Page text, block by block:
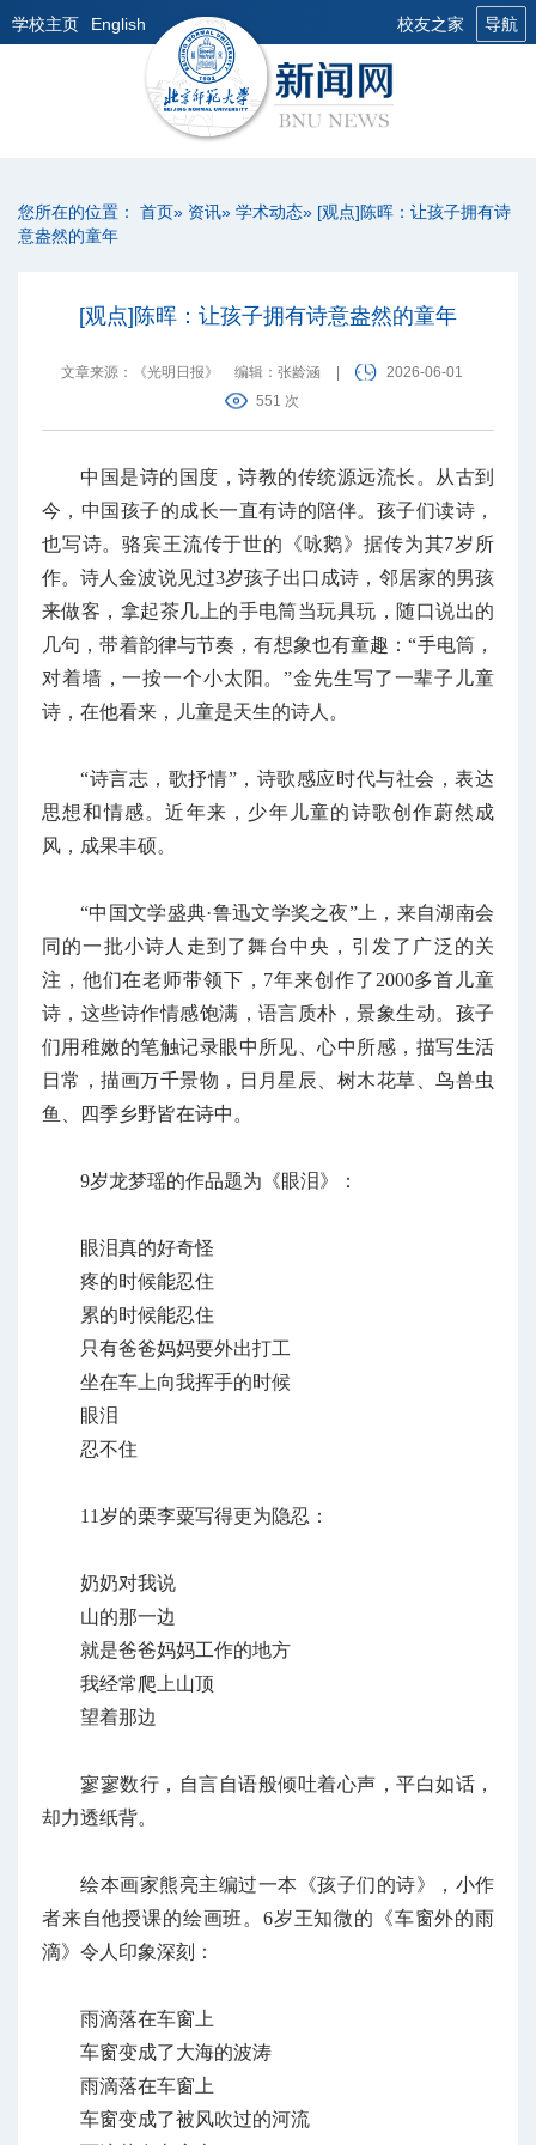
学校主页 English 校友之家 导航
您所在的位置： 首页» 资讯» 学术动态» [观点]陈晖：让孩子拥有诗
意盎然的童年
[观点]陈晖：让孩子拥有诗意盎然的童年
文章来源：《光明日报》 编辑：张龄涵
2026-06-01
551 次
中国是诗的国度，诗教的传统源远流长。从古到
今，中国孩子的成长一直有诗的陪伴。孩子们读诗，
也写诗。骆宾王流传于世的《咏鹅》据传为其7岁所
作。诗人金波说见过3岁孩子出口成诗，邻居家的男孩
来做客，拿起茶几上的手电筒当玩具玩，随口说出的
几句，带着韵律与节奏，有想象也有童趣：“手电筒，
对着墙，一按一个小太阳。”金先生写了一辈子儿童
诗，在他看来，儿童是天生的诗人。
“诗言志，歌抒情”，诗歌感应时代与社会，表达
思想和情感。近年来，少年儿童的诗歌创作蔚然成
风，成果丰硕。
“中国文学盛典·鲁迅文学奖之夜”上，来自湖南会
同的一批小诗人走到了舞台中央，引发了广泛的关
注，他们在老师带领下，7年来创作了2000多首儿童
诗，这些诗作情感饱满，语言质朴，景象生动。孩子
们用稚嫩的笔触记录眼中所见、心中所感，描写生活
日常，描画万千景物，日月星辰、树木花草、鸟兽虫
鱼、四季乡野皆在诗中。
9岁龙梦瑶的作品题为《眼泪》：
眼泪真的好奇怪
疼的时候能忍住
累的时候能忍住
只有爸爸妈妈要外出打工
坐在车上向我挥手的时候
眼泪
忍不住
11岁的栗李粟写得更为隐忍：
奶奶对我说
山的那一边
就是爸爸妈妈工作的地方
我经常爬上山顶
望着那边
寥寥数行，自言自语般倾吐着心声，平白如话，
却力透纸背。
绘本画家熊亮主编过一本《孩子们的诗》，小作
者来自他授课的绘画班。6岁王知微的《车窗外的雨
滴》令人印象深刻：
雨滴落在车窗上
车窗变成了大海的波涛
雨滴落在车窗上
车窗变成了被风吹过的河流